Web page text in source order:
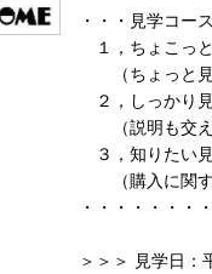
・・・見学コー
１，ちょこっ
（ちょっと見
２，しっか
（説明も交え
３，知りた
（購入に関す
・・・・・・・
＞＞＞ 見学日：